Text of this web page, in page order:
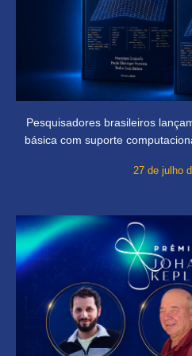
Pesquisadores brasileiros
básica com suporte
27 de julho